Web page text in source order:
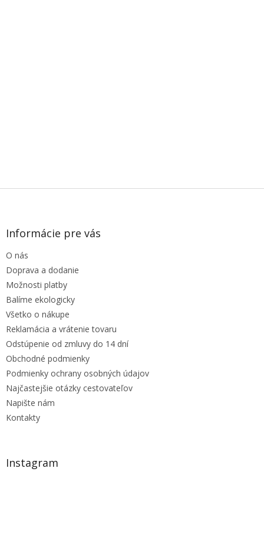
Z
Informácie pre vás
O nás
Doprava a dodanie
Možnosti platby
Balíme ekologicky
Všetko o nákupe
Reklamácia a vrátenie tovaru
Odstúpenie od zmluvy do 14 dní
Obchodné podmienky
Podmienky ochrany osobných údajov
Najčastejšie otázky cestovateľov
Napište nám
Kontakty
Instagram